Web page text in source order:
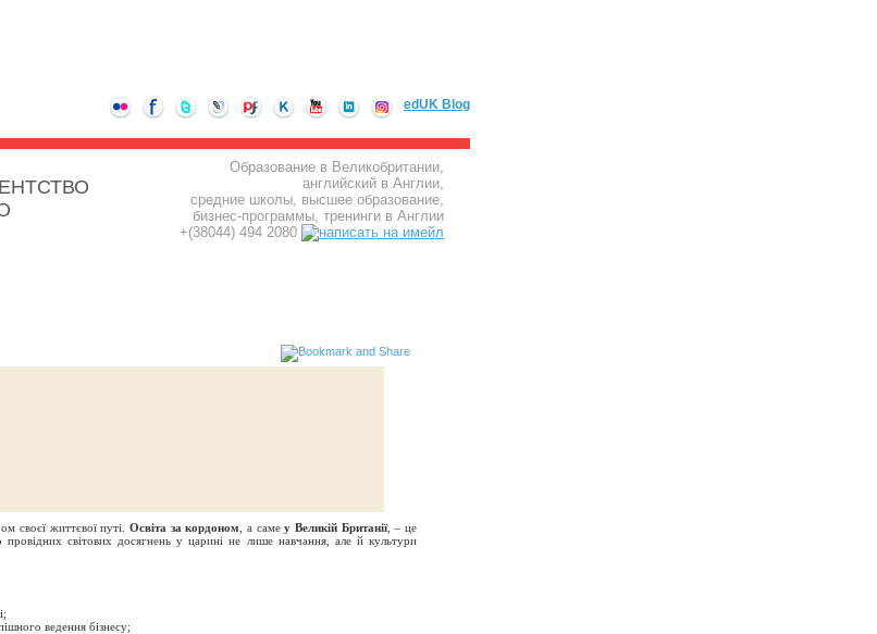
edUK Blog
Образование в Великобритании,
английский в Англии,
средние школы, высшее образование,
бизнес-программы, тренинги в Англии
+(38044) 494 2080
своєї життєвої путі. Освіта за кордоном , а самеу Великій Британії, – це
світових досягнень у царині не лише навчання, але й культури
ведення бізнесу;